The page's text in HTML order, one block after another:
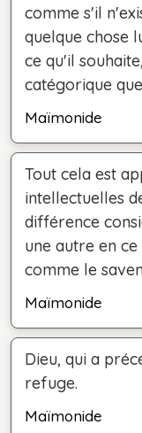
comme s'il
quelque chose
ce qu'il
catégorique
Maïmonide
Tout cela est
intellectuelles
différence
une autre en
comme le
Maïmonide
Dieu, qui a
refuge.
Maïmonide